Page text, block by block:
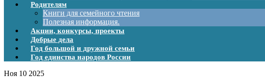
Родителям
Книги для семейного чтения
Полезная информация.
Акции, конкурсы, проекты
Добрые дела
Год большой и дружной семьи
Год единства народов России
Ноя 10 2025